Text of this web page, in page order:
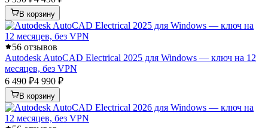
В корзину
56 отзывов
Autodesk AutoCAD Electrical 2025 для Windows — ключ на 12
месяцев, без VPN
6 490 ₽4 990 ₽
В корзину